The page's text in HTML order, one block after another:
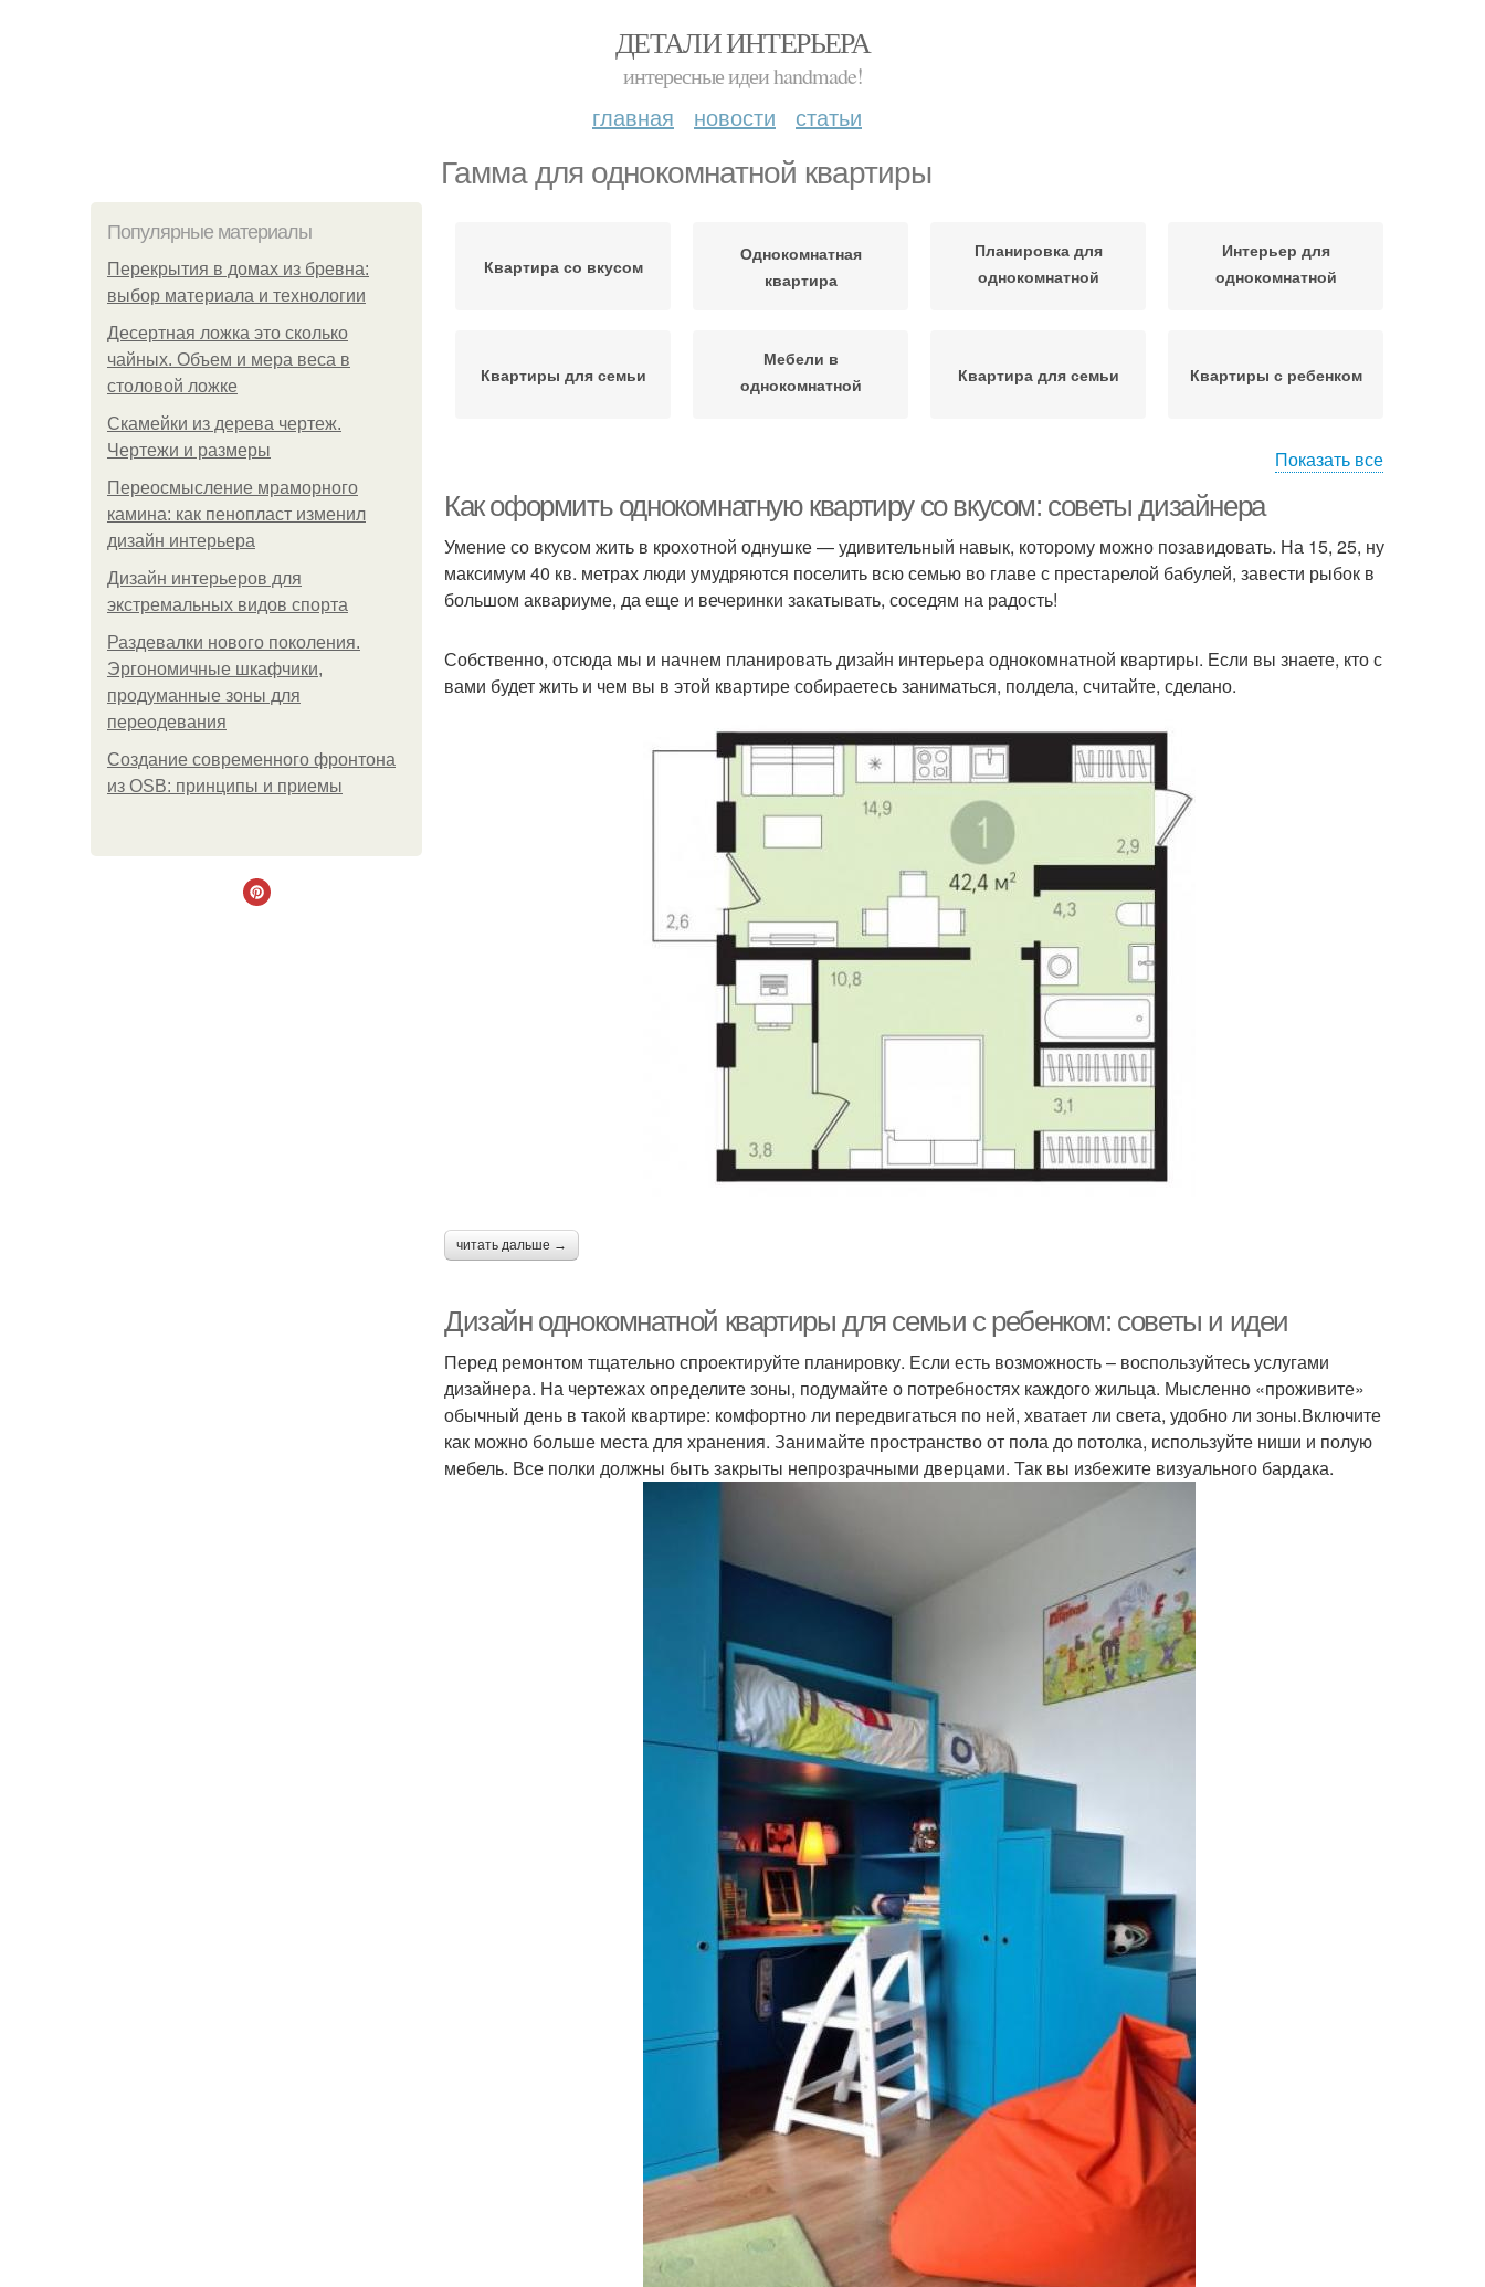
ДЕТАЛИ ИНТЕРЬЕРА
интересные идеи handmade!
главная новости статьи
Гамма для однокомнатной квартиры
Популярные материалы
Перекрытия в домах из бревна:
выбор материала и технологии
Десертная ложка это сколько
чайных. Объем и мера веса в
столовой ложке
Скамейки из дерева чертеж.
Чертежи и размеры
Переосмысление мраморного
камина: как пенопласт изменил
дизайн интерьера
Дизайн интерьеров для
экстремальных видов спорта
Раздевалки нового поколения.
Эргономичные шкафчики,
продуманные зоны для
переодевания
Создание современного фронтона
из OSB: принципы и приемы
Квартира со вкусом
Однокомнатная
квартира
Планировка для
однокомнатной
Интерьер для
однокомнатной
Квартиры для семьи
Мебели в
однокомнатной
Квартира для семьи Квартиры с ребенком
однокомнатной
квартире
квартире
Зоны в однокомнатной
квартире
Квартира для взрослых
Функции в
однокомнатной
Квартира с ребенком
Дизайн для
Квартира без
Квартира в стильное
Обстановки для
Квартира с помощью
Квартира при
расстановке
Комнаты в небольшой
квартире
Решения для
однокомнатной
квартиры
Квартира в
классическом стиле
Квартира без
строительных
изменений
Гамма для визуального
увеличения
Квартира без стен
Квартира в хрущевке
Показать все
Как оформить однокомнатную квартиру со вкусом: советы дизайнера
Умение со вкусом жить в крохотной однушке — удивительный навык, которому можно позавидовать. На 15, 25, ну
максимум 40 кв. метрах люди умудряются поселить всю семью во главе с престарелой бабулей, завести рыбок в
большом аквариуме, да еще и вечеринки закатывать, соседям на радость!
Собственно, отсюда мы и начнем планировать дизайн интерьера однокомнатной квартиры. Если вы знаете, кто с
вами будет жить и чем вы в этой квартире собираетесь заниматься, полдела, считайте, сделано.
читать дальше →
Дизайн однокомнатной квартиры для семьи с ребенком: советы и идеи
Перед ремонтом тщательно спроектируйте планировку. Если есть возможность – воспользуйтесь услугами
дизайнера. На чертежах определите зоны, подумайте о потребностях каждого жильца. Мысленно «проживите»
обычный день в такой квартире: комфортно ли передвигаться по ней, хватает ли света, удобно ли зоны.Включите
как можно больше места для хранения. Занимайте пространство от пола до потолка, используйте ниши и полую
мебель. Все полки должны быть закрыты непрозрачными дверцами. Так вы избежите визуального бардака.